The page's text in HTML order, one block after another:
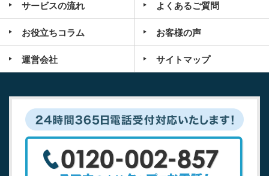
サービスの流れ よくあるご質問
お役立ちコラム お客様の声
運営会社 サイトマップ